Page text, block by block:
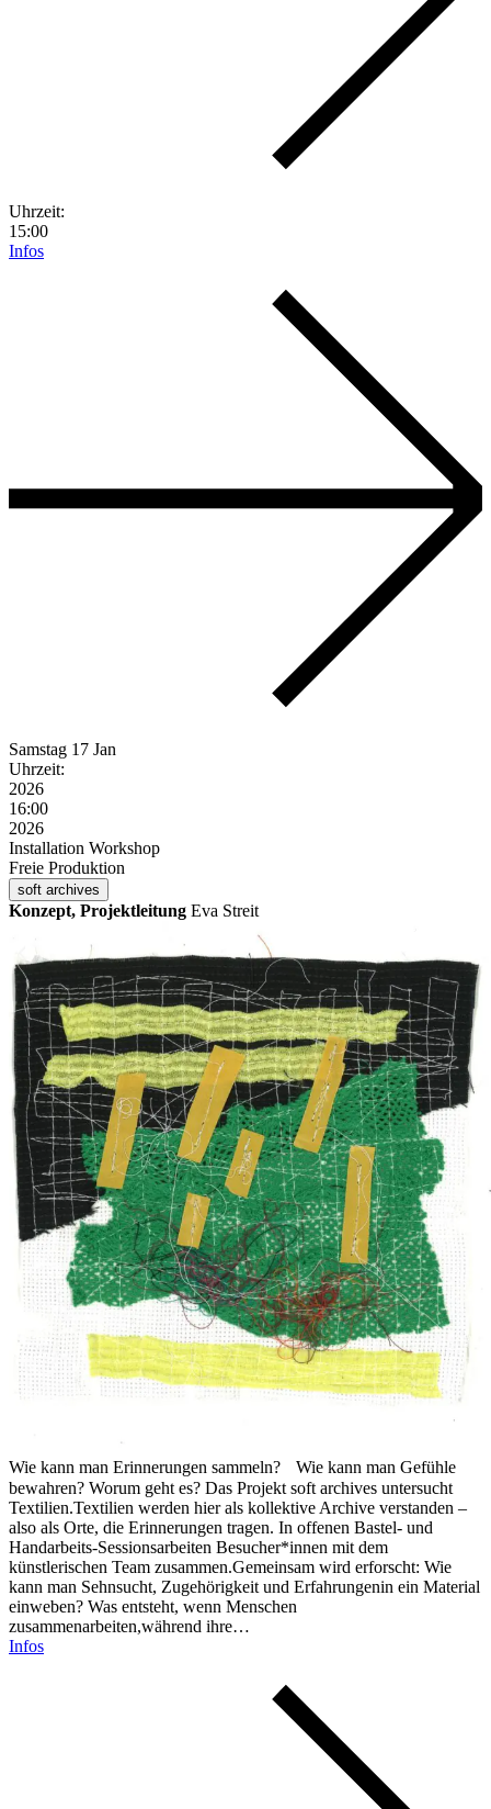
Uhrzeit:
15:00
Infos
Samstag 17 Jan
Uhrzeit:
2026
16:00
2026
Installation Workshop
Freie Produktion
soft archives
Konzept, Projektleitung Eva Streit
Wie kann man Erinnerungen sammeln? Wie kann man Gefühle
bewahren? Worum geht es? Das Projekt soft archives untersucht
Textilien.Textilien werden hier als kollektive Archive verstanden –
also als Orte, die Erinnerungen tragen. In offenen Bastel- und
Handarbeits-Sessionsarbeiten Besucher*innen mit dem
künstlerischen Team zusammen.Gemeinsam wird erforscht: Wie
kann man Sehnsucht, Zugehörigkeit und Erfahrungenin ein Material
einweben? Was entsteht, wenn Menschen
zusammenarbeiten,während ihre…
Infos